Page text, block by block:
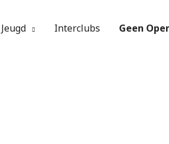
Jeugd Interclubs Geen